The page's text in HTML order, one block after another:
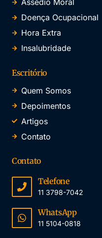
Assédio Moral
Doença Ocupacional
Hora Extra
Insalubridade
Escritório
Quem Somos
Depoimentos
Artigos
Contato
Contato
Telefone
11 3798-7042
WhatsApp
11 5104-0818